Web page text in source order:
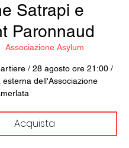
Satrapi e
Paronnaud
Associazione Asylum
/ 28 agosto ore 21:00 /
esterna dell'Associazione
Acquista